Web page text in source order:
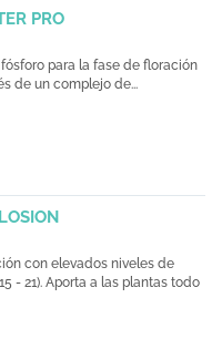
PRO
para la fase de floración
de un complejo de...
con elevados niveles de
- 21). Aporta a las plantas todo